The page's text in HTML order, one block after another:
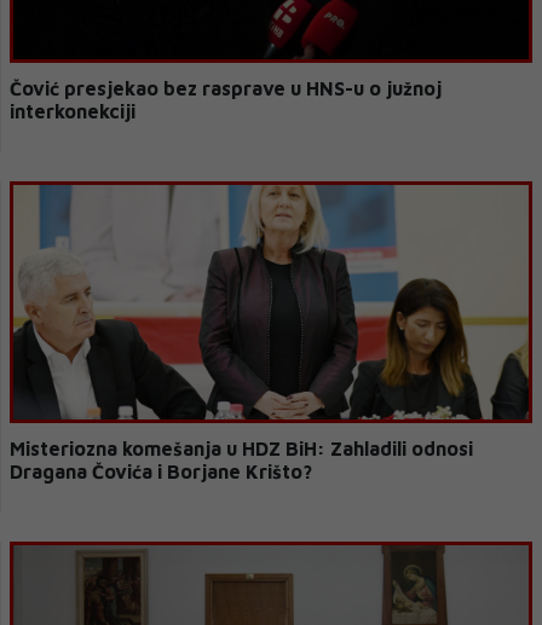
Čović presjekao bez rasprave u HNS-u o južnoj
interkonekciji
Misteriozna komešanja u HDZ BiH: Zahladili odnosi
Dragana Čovića i Borjane Krišto?